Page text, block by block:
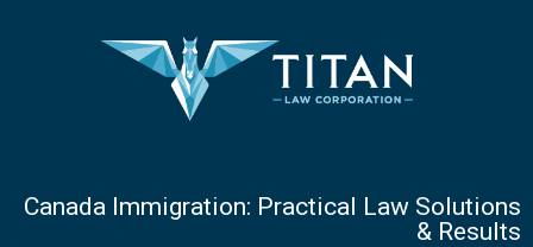
Canada Immigration: Practical Law Solutions
& Results